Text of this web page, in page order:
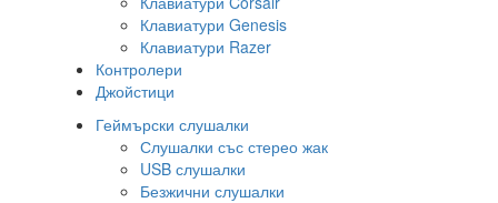
Клавиатури Genesis
Клавиатури Razer
Контролери
Джойстици
Геймърски слушалки
Слушалки със стерео жак
USB слушалки
Безжични слушалки